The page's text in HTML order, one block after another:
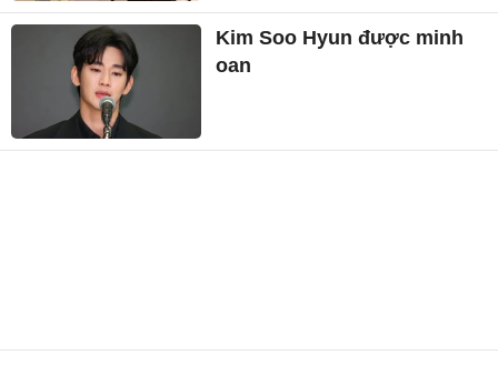
Kim Soo Hyun được minh
oan